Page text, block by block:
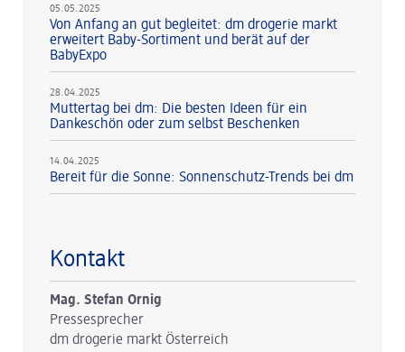
05.05.2025
Von Anfang an gut begleitet: dm drogerie markt
erweitert Baby-Sortiment und berät auf der
BabyExpo
28.04.2025
Muttertag bei dm: Die besten Ideen für ein
Dankeschön oder zum selbst Beschenken
14.04.2025
Bereit für die Sonne: Sonnenschutz-Trends bei dm
Kontakt
Mag. Stefan Ornig
Pressesprecher
dm drogerie markt Österreich